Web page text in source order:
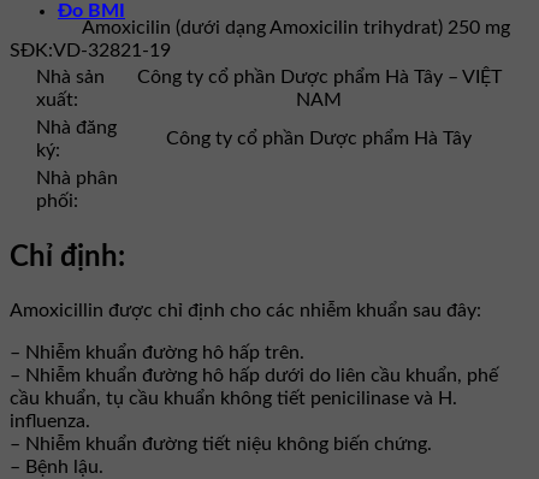
Đo BMI
Amoxicilin (dưới dạng Amoxicilin trihydrat) 250 mg
SĐK:VD-32821-19
Nhà sản
xuất:
Công ty cổ phần Dược phẩm Hà Tây – VIỆT
NAM
Nhà đăng
ký:
Công ty cổ phần Dược phẩm Hà Tây
Nhà phân
phối:
Chỉ định:
Amoxicillin được chỉ định cho các nhiễm khuẩn sau đây:
– Nhiễm khuẩn đường hô hấp trên.
– Nhiễm khuẩn đường hô hấp dưới do liên cầu khuẩn, phế
cầu khuẩn, tụ cầu khuẩn không tiết penicilinase và H.
influenza.
– Nhiễm khuẩn đường tiết niệu không biến chứng.
– Bệnh lậu.